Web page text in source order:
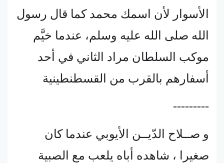
الأسوار لأن اسمك محمد كما قال رسول
الله صلى الله عليه وسلم، عندما خيَّم
موكب السلطان مراد الثاني في أحد
أسفارهم بالقرب من القسطنطينية
---------
و صــلاح الدّيــن الأيوبي عندما كان
صغيرا ، شاهده أباه يلعب مع الصبية